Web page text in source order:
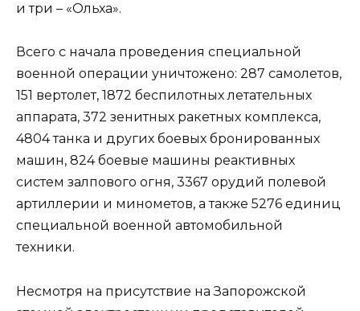
и три – «Ольха».
Всего с начала проведения специальной
военной операции уничтожено: 287 самолетов,
151 вертолет, 1872 беспилотных летательных
аппарата, 372 зенитных ракетных комплекса,
4804 танка и других боевых бронированных
машин, 824 боевые машины реактивных
систем залпового огня, 3367 орудий полевой
артиллерии и минометов, а также 5276 единиц
специальной военной автомобильной
техники.
Несмотря на присутствие на Запорожской